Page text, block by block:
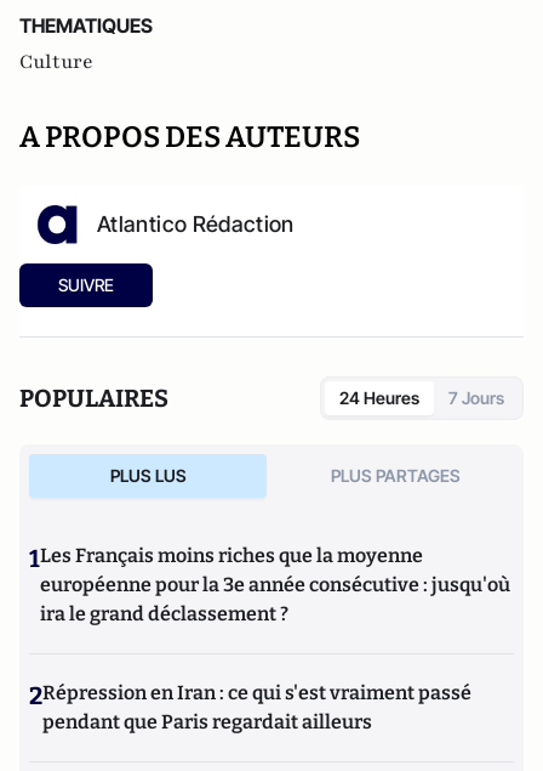
THEMATIQUES
Culture
A PROPOS DES AUTEURS
Atlantico Rédaction
SUIVRE
POPULAIRES 24 Heures 7 Jours
PLUS LUS PLUS PARTAGES
1Les Français moins riches que la moyenne
européenne pour la 3e année consécutive : jusqu'où
ira le grand déclassement ?
2Répression en Iran : ce qui s'est vraiment passé
pendant que Paris regardait ailleurs